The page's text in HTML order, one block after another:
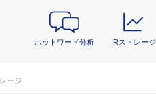
ホットワード分析 IRストレージ
ージ